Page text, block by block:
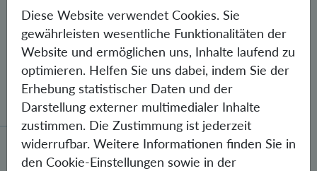
Gegen Fehler geschützte Quantenbits
verschränkt
Neue Methode zur Herstellung verschränkter
Diese Website verwendet Cookies. Sie
gewährleisten wesentliche Funktionalitäten der
Website und ermöglichen uns, Inhalte laufend zu
optimieren. Helfen Sie uns dabei, indem Sie der
Erhebung statistischer Daten und der
Darstellung externer multimedialer Inhalte
zustimmen. Die Zustimmung ist jederzeit
widerrufbar. Weitere Informationen finden Sie in
den Cookie-Einstellungen sowie in der